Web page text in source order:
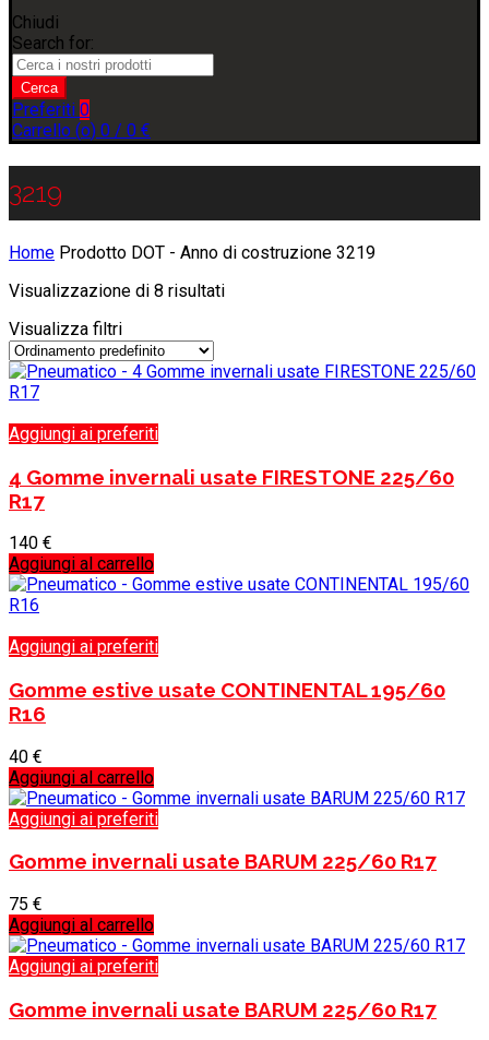
Chiudi
Search for:
Cerca
Preferiti 0
Carrello (o) 0 / 0 €
3219
Home Prodotto DOT - Anno di costruzione 3219
Visualizzazione di 8 risultati
Visualizza filtri
Aggiungi ai preferiti
4 Gomme invernali usate FIRESTONE 225/60
R17
140 €
Aggiungi al carrello
Aggiungi ai preferiti
Gomme estive usate CONTINENTAL 195/60
R16
40 €
Aggiungi al carrello
Aggiungi ai preferiti
Gomme invernali usate BARUM 225/60 R17
75 €
Aggiungi al carrello
Aggiungi ai preferiti
Gomme invernali usate BARUM 225/60 R17